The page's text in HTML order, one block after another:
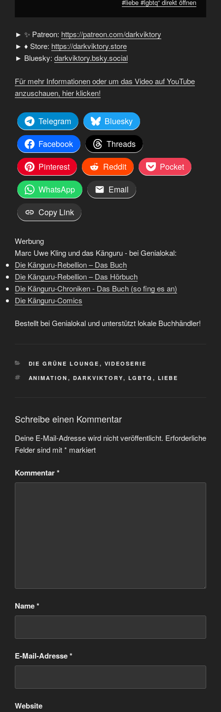
#liebe #lgbtq“ direkt öffnen
► ✨ Patreon: https://patreon.com/darkviktory
► ♦ Store: https://darkviktory.store
► Bluesky: darkviktory.bsky.social
Für mehr Informationen oder um das Video auf YouTube
anzuschauen, hier klicken!
Telegram
Bluesky
Facebook
Threads
Pinterest
Reddit
Pocket
WhatsApp
Email
Copy Link
Werbung
Marc Uwe Kling und das Känguru - bei Genialokal:
Die Känguru-Rebellion – Das Buch
Die Känguru-Rebellion – Das Hörbuch
Die Känguru-Chroniken - Das Buch (so fing es an)
Die Känguru-Comics
Bestellt bei Genialokal und unterstützt lokale Buchhändler!
KATEGORIEN
DIE GRÜNE LOUNGE , VIDEOSERIE
SCHLAGWÖRTER
ANIMATION , DARKVIKTORY, LGBTQ , LIEBE
Schreibe einen Kommentar
Deine E-Mail-Adresse wird nicht veröffentlicht. Erforderliche
Felder sind mit* markiert
Kommentar*
Name*
E-Mail-Adresse*
Website